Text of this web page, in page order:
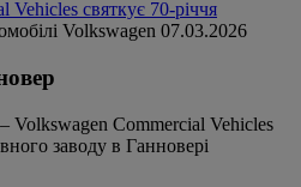
Volkswagen 07.03.2026
Volkswagen Commercial Vehicles
заводу в Ганновері